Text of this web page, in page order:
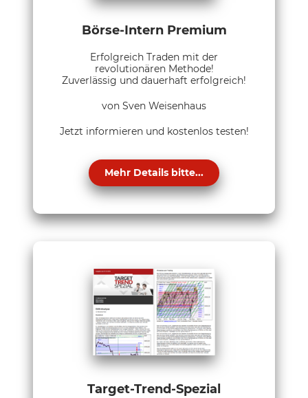
Börse-Intern Premium
Erfolgreich Traden mit der
revolutionären Methode!
Zuverlässig und dauerhaft erfolgreich!
von Sven Weisenhaus
Jetzt informieren und kostenlos testen!
Mehr Details bitte...
Target-Trend-Spezial